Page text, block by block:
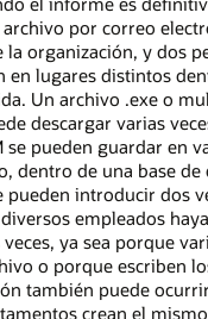
por correo
organización, y dos
en lugares distintos
Un archivo .exe o
descargar varias
se pueden guardar en
dentro de una base de
pueden introducir dos
empleados
ya sea porque
o porque escriben
también puede
crean el